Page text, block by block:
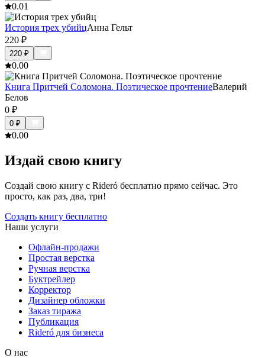
0.01
История трех убийцАнна Гельт
220 ₽
220 ₽
0.00
Книга Притчей Соломона. Поэтическое прочтениеВалерий
Белов
0 ₽
0 ₽
0.00
Издай свою книгу
Создай свою книгу с Rideró бесплатно прямо сейчас. Это
просто, как раз, два, три!
Создать книгу бесплатно
Наши услуги
Офлайн-продажи
Простая верстка
Ручная верстка
Буктрейлер
Корректор
Дизайнер обложки
Заказ тиража
Публикация
Rideró для бизнеса
О нас